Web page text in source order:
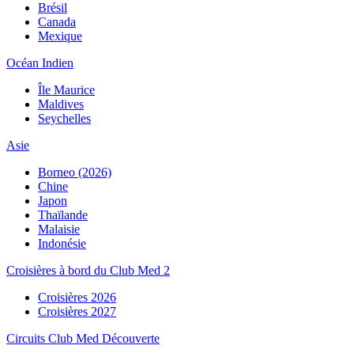
Brésil
Canada
Mexique
Océan Indien
Île Maurice
Maldives
Seychelles
Asie
Borneo (2026)
Chine
Japon
Thaïlande
Malaisie
Indonésie
Croisières à bord du Club Med 2
Croisières 2026
Croisières 2027
Circuits Club Med Découverte